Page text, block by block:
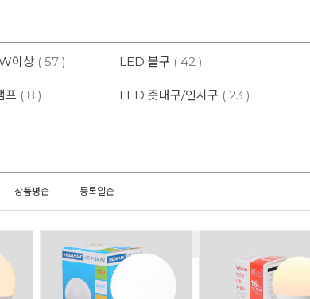
이상 ( 57 ) LED 볼구 ( 42 )
프 ( 8 ) LED 촛대구/인지구 ( 23 )
상품평순 등록일순